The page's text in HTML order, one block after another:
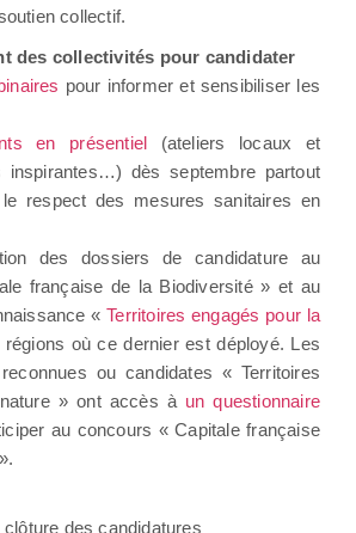
collectif.
des collectivités pour candidater
pour informer et sensibiliser les
en présentiel
(ateliers locaux et
inspirantes…) dès septembre partout
respect des mesures sanitaires en
des dossiers de candidature au
française de la Biodiversité » et au
«Territoires engagés pour la
où ce dernier est déployé. Les
ou candidates « Territoires
» ont accès à un questionnaire
au concours « Capitale française
des candidatures